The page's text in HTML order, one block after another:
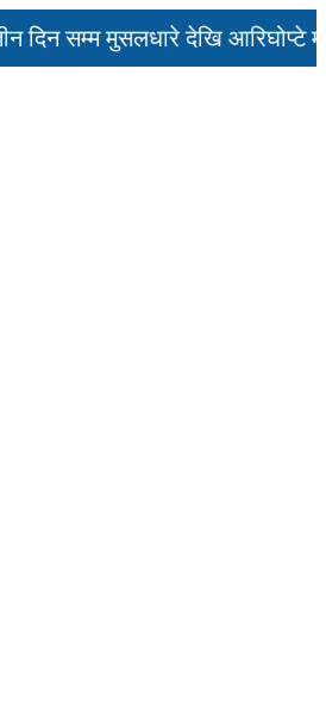
सम्म मुसलधारे देखि आरिघोप्टे